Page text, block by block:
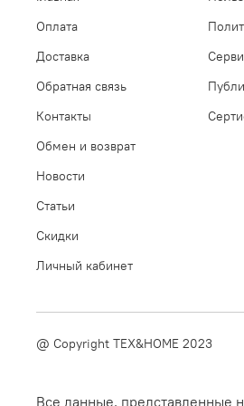
Оплата
Доставка
Обратная связь
Контакты
Обмен и возврат
Новости
Статьи
Скидки
Личный кабинет
@ Copyright TEX&HOME 2023
Все данные, представленные